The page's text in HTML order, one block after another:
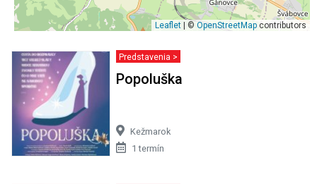
Leaflet | © OpenStreetMap contributors
Predstavenia >
Popoluška
Kežmarok
1 termín